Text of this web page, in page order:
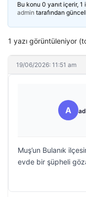
Bu konu 0 yanıt içerir,
admin tarafından
1 yazı görüntüleniyor
19/06/2026: 11:51 am
A
Muş’un Bulanık
evde bir şüpheli